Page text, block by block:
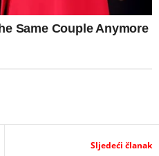
Sljedeći članak